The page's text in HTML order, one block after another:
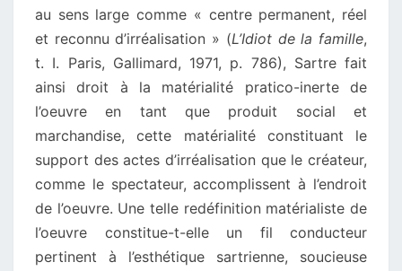
au sens large comme « centre permanent, réel
et reconnu d’irréalisation » (L’Idiot de la famille,
t. I. Paris, Gallimard, 1971, p. 786), Sartre fait
ainsi droit à la matérialité pratico-inerte de
l’oeuvre en tant que produit social et
marchandise, cette matérialité constituant le
support des actes d’irréalisation que le créateur,
comme le spectateur, accomplissent à l’endroit
de l’oeuvre. Une telle redéfinition matérialiste de
l’oeuvre constitue-t-elle un fil conducteur
pertinent à l’esthétique sartrienne, soucieuse